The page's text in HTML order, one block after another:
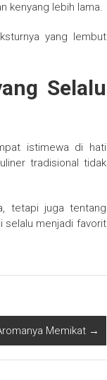
kenyang lebih lama.
yang lembut
Selalu
istimewa di hati
tradisional tidak
tetapi juga tentang
selalu menjadi favorit
Memikat →